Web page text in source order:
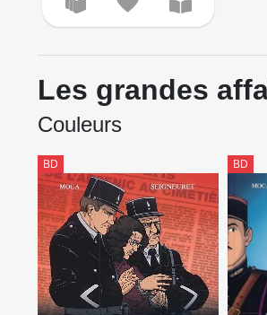
Les grandes
Couleurs
BD BD